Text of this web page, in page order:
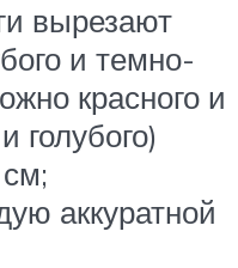
вырезают
и темно-
красного и
голубого)
аккуратной